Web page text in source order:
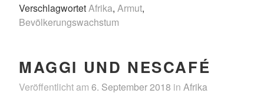
Verschlagwortet Afrika, Armut,
Bevölkerungswachstum
MAGGI UND NESCAFÉ
Veröffentlicht am 6. September 2018 in Afrika